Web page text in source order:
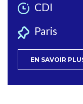
CDI
Paris
EN SAVOIR